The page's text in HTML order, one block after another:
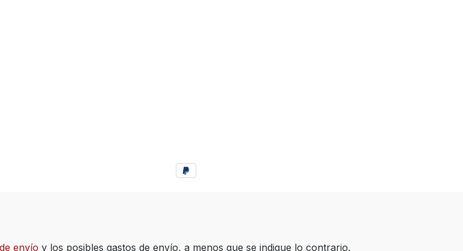
envío y los posibles gastos de envío, a menos que se indique lo contrario.